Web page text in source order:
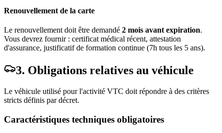
Renouvellement de la carte
Le renouvellement doit être demandé 2 mois avant expiration.
Vous devrez fournir : certificat médical récent, attestation
d'assurance, justificatif de formation continue (7h tous les 5 ans).
3. Obligations relatives au véhicule
Le véhicule utilisé pour l'activité VTC doit répondre à des critères
stricts définis par décret.
Caractéristiques techniques obligatoires